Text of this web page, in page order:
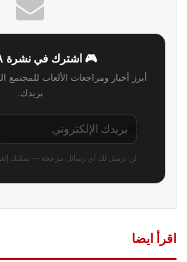
🎮 اشترك في نشرة VGA4A
أبرز أخبار ومراجعات الألعاب
بريدك.
لن نرسل لك أي رسائل مزعجة — يمكنك
اقرأ ايضا